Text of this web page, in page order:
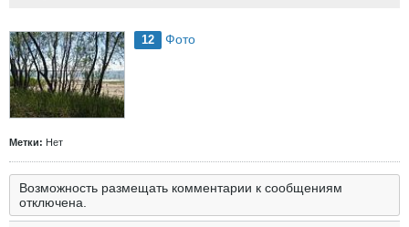
12 Фото
Метки: Нет
Возможность размещать комментарии к сообщениям
отключена.